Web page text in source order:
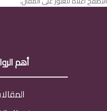
أهم